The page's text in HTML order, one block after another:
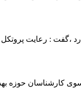
،گفت : رعایت
سوی کارشناسان